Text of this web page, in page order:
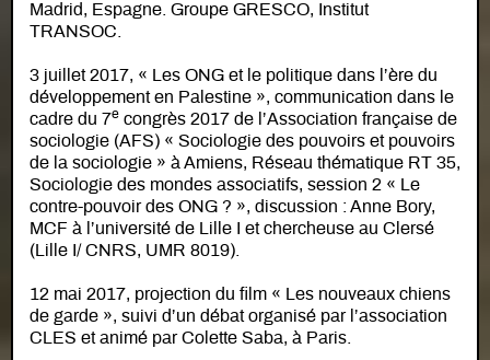
Madrid, Espagne. Groupe GRESCO, Institut
TRANSOC.
3 juillet 2017, « Les ONG et le politique dans l’ère du
développement en Palestine », communication dans le
cadre du 7e congrès 2017 de l’Association française de
sociologie (AFS) « Sociologie des pouvoirs et pouvoirs
de la sociologie » à Amiens, Réseau thématique RT 35,
Sociologie des mondes associatifs, session 2 « Le
contre-pouvoir des ONG ? », discussion : Anne Bory,
MCF à l’université de Lille I et chercheuse au Clersé
(Lille I/ CNRS, UMR 8019).
12 mai 2017, projection du film « Les nouveaux chiens
de garde », suivi d’un débat organisé par l’association
CLES et animé par Colette Saba, à Paris.